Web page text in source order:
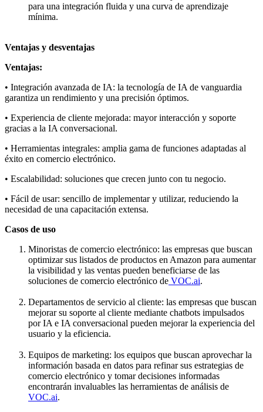
para una integración fluida y una curva de aprendizaje
mínima.
Ventajas y desventajas
Ventajas:
• Integración avanzada de IA: la tecnología de IA de vanguardia
garantiza un rendimiento y una precisión óptimos.
• Experiencia de cliente mejorada: mayor interacción y soporte
gracias a la IA conversacional.
• Herramientas integrales: amplia gama de funciones adaptadas al
éxito en comercio electrónico.
• Escalabilidad: soluciones que crecen junto con tu negocio.
• Fácil de usar: sencillo de implementar y utilizar, reduciendo la
necesidad de una capacitación extensa.
Casos de uso
Minoristas de comercio electrónico: las empresas que buscan
optimizar sus listados de productos en Amazon para aumentar
la visibilidad y las ventas pueden beneficiarse de las
soluciones de comercio electrónico de VOC.ai.
Departamentos de servicio al cliente: las empresas que buscan
mejorar su soporte al cliente mediante chatbots impulsados
por IA e IA conversacional pueden mejorar la experiencia del
usuario y la eficiencia.
Equipos de marketing: los equipos que buscan aprovechar la
información basada en datos para refinar sus estrategias de
comercio electrónico y tomar decisiones informadas
encontrarán invaluables las herramientas de análisis de
VOC.ai.